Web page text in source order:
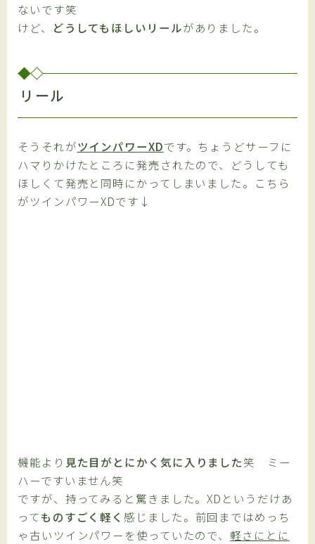
ないです笑
けど、
どうしてもほしいリールがありました。
リール
そうそれがツインパワーXDです。ちょうどサーフに
ハマりかけたところに発売されたので、どうしても
ほしくて発売と同時にかってしまいました。こちら
がツインパワーXDです↓
機能より 見た目がとにかく気に入りました笑 ミー
ハーですいません笑
ですが、持ってみると驚きました。XDというだけあ
ってものすごく軽く感じました。前回まではめっち
ゃ古いツインパワーを使っていたので、 軽さにとに